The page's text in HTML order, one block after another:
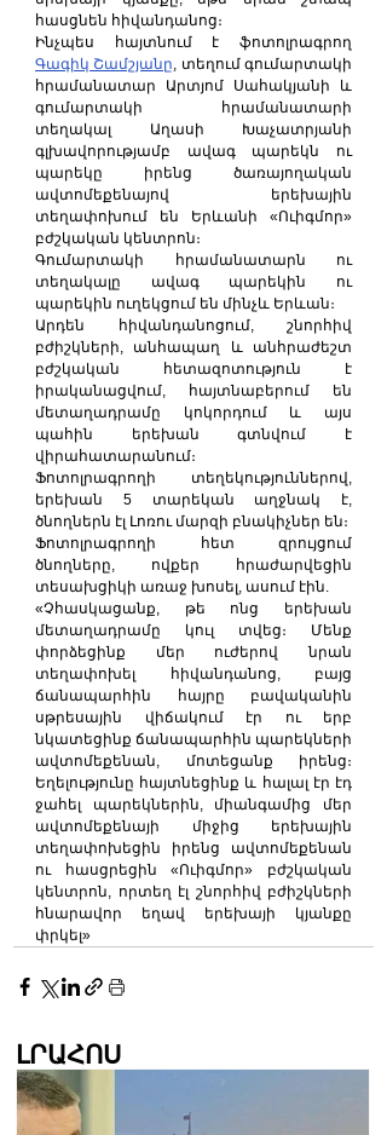
հասցնեն հիվանդանոց։
Գագիկ Շամշյանը , տեղում գումարտակի
հրամանատար Արտյոմ Սահակյանի և
գումարտակի հրամանատարի
տեղակալ Աղասի Խաչատրյանի
գլխավորությամբ ավագ պարեկն ու
պարեկը իրենց ծառայողական
ավտոմեքենայով երեխային
տեղափոխում են Երևանի «Ուիգմոր»
բժշկական կենտրոն։
Գումարտակի հրամանատարն ու
տեղակալը ավագ պարեկին ու
պարեկին ուղեկցում են մինչև Երևան։
Արդեն հիվանդանոցում, շնորհիվ
բժիշկների, անհապաղ և անհրաժեշտ
բժշկական հետազոտություն է
իրականացվում, հայտնաբերում են
մետաղադրամը կոկորդում և այս
պահին երեխան գտնվում է
վիրահատարանում։
Ֆոտոլրագրողի տեղեկություններով,
երեխան 5 տարեկան աղջնակ է,
ծնողներն էլ Լոռու մարզի բնակիչներ են։
Ֆոտոլրագրողի հետ զրույցում
ծնողները, ովքեր հրաժարվեցին
տեսախցիկի առաջ խոսել, ասում էին.
«Չհասկացանք, թե ոնց երեխան
մետաղադրամը կուլ տվեց։ Մենք
փորձեցինք մեր ուժերով նրան
տեղափոխել հիվանդանոց, բայց
ճանապարհին հայրը բավականին
սթրեսային վիճակում էր ու երբ
նկատեցինք ճանապարհին պարեկների
ավտոմեքենան, մոտեցանք իրենց։
Եղելությունը հայտնեցինք և հալալ էր էդ
ջահել պարեկներին, միանգամից մեր
ավտոմեքենայի միջից երեխային
տեղափոխեցին իրենց ավտոմեքենան
ու հասցրեցին «Ուիգմոր» բժշկական
կենտրոն, որտեղ էլ շնորհիվ բժիշկների
հնարավոր եղավ երեխայի կյանքը
փրկել»
ԼՐԱՀՈՍ